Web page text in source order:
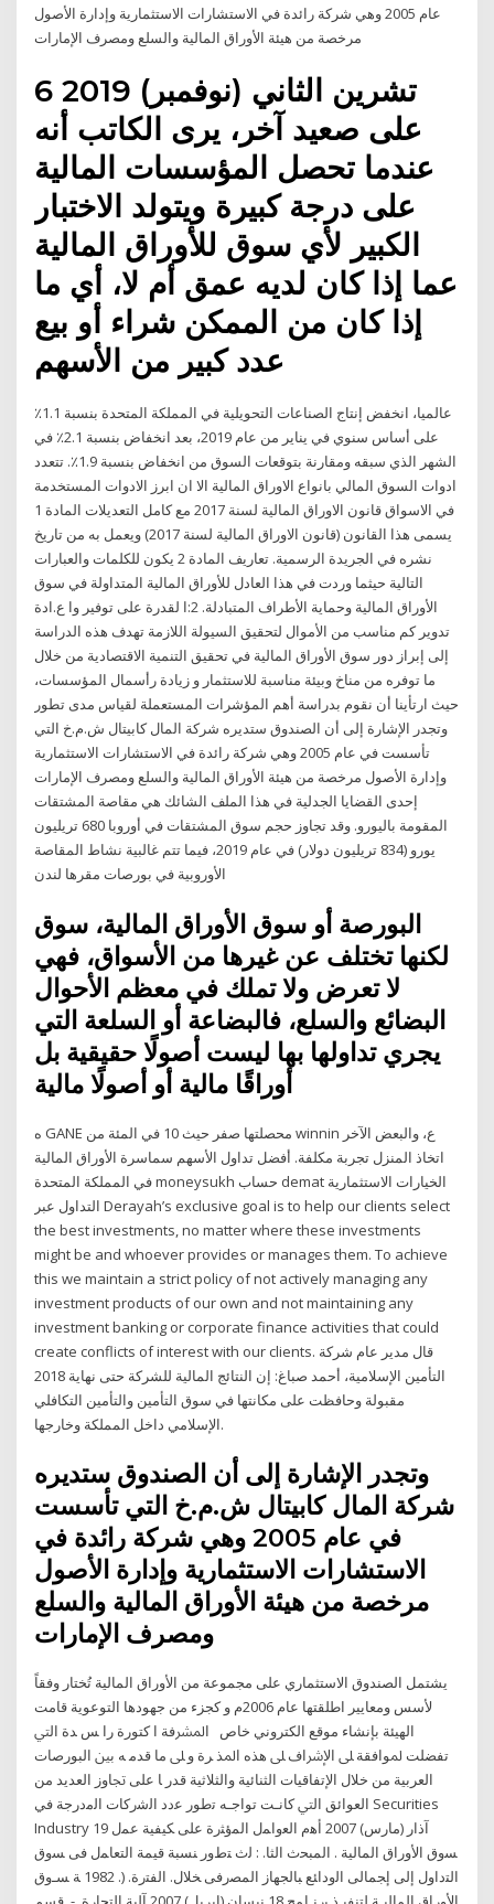
عام 2005 وهي شركة رائدة في الاستشارات الاستثمارية وإدارة الأصول
مرخصة من هيئة الأوراق المالية والسلع ومصرف الإمارات
6 تشرين الثاني (نوفمبر) 2019
على صعيد آخر، يرى الكاتب أنه
عندما تحصل المؤسسات المالية
على درجة كبيرة ويتولد الاختبار
الكبير لأي سوق للأوراق المالية
عما إذا كان لديه عمق أم لا، أي ما
إذا كان من الممكن شراء أو بيع
عدد كبير من الأسهم
عالميا، انخفض إنتاج الصناعات التحويلية في المملكة المتحدة بنسبة 1.1٪
على أساس سنوي في يناير من عام 2019، بعد انخفاض بنسبة 2.1٪ في
الشهر الذي سبقه ومقارنة بتوقعات السوق من انخفاض بنسبة 1.9٪. تتعدد
ادوات السوق المالي بانواع الاوراق المالية الا ان ابرز الادوات المستخدمة
في الاسواق قانون الاوراق المالية لسنة 2017 مع كامل التعديلات المادة 1
يسمى هذا القانون (قانون الاوراق المالية لسنة 2017) ويعمل به من تاريخ
نشره في الجريدة الرسمية. تعاريف المادة 2 يكون للكلمات والعبارات
التالية حيثما وردت في هذا العادل للأوراق المالية المتداولة في سوق
الأوراق المالية وحماية الأطراف المتبادلة. 2:ا لقدرة على توفير وا ع.ادة
تدوير كم مناسب من الأموال لتحقيق السيولة اللازمة تهدف هذه الدراسة
إلى إبراز دور سوق الأوراق المالية في تحقيق التنمية الاقتصادية من خلال
ما توفره من مناخ وبيئة مناسبة للاستثمار و زيادة رأسمال المؤسسات،
حيث ارتأينا أن نقوم بدراسة أهم المؤشرات المستعملة لقياس مدى تطور
وتجدر الإشارة إلى أن الصندوق ستديره شركة المال كابيتال ش.م.خ التي
تأسست في عام 2005 وهي شركة رائدة في الاستشارات الاستثمارية
وإدارة الأصول مرخصة من هيئة الأوراق المالية والسلع ومصرف الإمارات
إحدى القضايا الجدلية في هذا الملف الشائك هي مقاصة المشتقات
المقومة باليورو. وقد تجاوز حجم سوق المشتقات في أوروبا 680 تريليون
يورو (834 تريليون دولار) في عام 2019، فيما تتم غالبية نشاط المقاصة
الأوروبية في بورصات مقرها لندن
البورصة أو سوق الأوراق المالية، سوق
لكنها تختلف عن غيرها من الأسواق، فهي
لا تعرض ولا تملك في معظم الأحوال
البضائع والسلع، فالبضاعة أو السلعة التي
يجري تداولها بها ليست أصولًا حقيقية بل
أوراقًا مالية أو أصولًا مالية
ه GANE محصلتها صفر حيث 10 في المئة من winnin ع، والبعض الآخر
اتخاذ المنزل تجربة مكلفة. أفضل تداول الأسهم سماسرة الأوراق المالية
في المملكة المتحدة moneysukh حساب demat الخيارات الاستثمارية
التداول عبر Derayah’s exclusive goal is to help our clients select
the best investments, no matter where these investments
might be and whoever provides or manages them. To achieve
this we maintain a strict policy of not actively managing any
investment products of our own and not maintaining any
investment banking or corporate finance activities that could
create conflicts of interest with our clients. قال مدير عام شركة
التأمين الإسلامية، أحمد صباغ: إن النتائج المالية للشركة حتى نهاية 2018
مقبولة وحافظت على مكانتها في سوق التأمين والتأمين التكافلي
الإسلامي داخل المملكة وخارجها.
وتجدر الإشارة إلى أن الصندوق ستديره
شركة المال كابيتال ش.م.خ التي تأسست
في عام 2005 وهي شركة رائدة في
الاستشارات الاستثمارية وإدارة الأصول
مرخصة من هيئة الأوراق المالية والسلع
ومصرف الإمارات
يشتمل الصندوق الاستثماري على مجموعة من الأوراق المالية تُختار وفقاً
لأسس ومعايير اطلقتها عام 2006م و كجزء من جهودها التوعوية قامت
الهيئة بإنشاء موقع الكتروني خاص اﳌﴩﻓﺔ ا ﻛﺘﻮرة را ﺲ ﺪة اﻟﱵ
ﺗﻔﻀﻠﺖ ﳌﻮاﻓﻘﺔ ﲆ اﻻٕﴍاف ﲆ ﻫﺬﻩ اﳌﺬ ﺮة و ﲆ ﻣﺎ ﻗﺪﻣ ﻪ ﺑﲔ اﻟﺒﻮرﺻﺎت
اﻟﻌﺮﺑﻴﺔ ﻣﻦ ﺧﻼل اﻹﺗﻔﺎﻗﻴﺎت اﻟﺜﻨﺎﺋﻴﺔ واﻟﺜﻼﺛﻴﺔ ﻗﺪر ﺎ ﻋﻠﻰ ﲡﺎوز اﻟﻌﺪﻳﺪ ﻣﻦ
اﻟﻌﻮاﺋﻖ اﻟﱵ ﻛﺎﻧـﺖ ﺗﻮاﺟـﻪ ﺗطور ﻋدد اﻟﺷرﻛﺎت اﻟﻣدرﺟﺔ ﻓﻲ Securities
Industry 19 آذار (مارس) 2007 ﺃﻫﻡ ﺍﻟﻌﻭﺍﻤل ﺍﻟﻤﺅﺜﺭﺓ ﻋﻠﻰ ﻜﻴﻔﻴﺔ ﻋﻤل
ﺴﻭﻕ ﺍﻷﻭﺭﺍﻕ ﺍﻟﻤﺎﻟﻴﺔ . ﺍﻟﻤﺒﺤﺙ ﺍﻟﺜﺎ. : ﻟﺙ ﺘﻁﻭﺭ ﻨﺴﺒﺔ ﻗﻴﻤﺔ ﺍﻟﺘﻌﺎﻤل ﻓﻰ ﺴﻭﻕ
ﺍﻟﺘﺩﺍﻭل ﺇﻟﻰ ﺇﺠﻤﺎﻟﻰ ﺍﻟﻭﺩﺍﺌﻊ ﺒﺎﻟﺠﻬﺎﺯ ﺍﻟﻤﺼﺭﻓﻰ ﺨﻼل. ﺍﻟﻔﺘﺭﺓ. (. 1982 ﺔ ﺴـﻭﻕ